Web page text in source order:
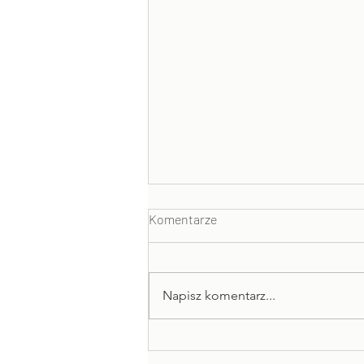
Komentarze
Napisz komentarz...